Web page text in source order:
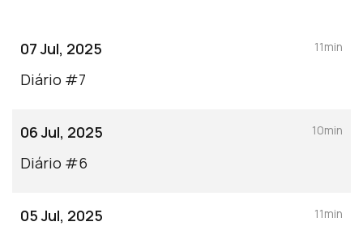
07 Jul, 2025
Diário #7
11min
06 Jul, 2025
Diário #6
10min
05 Jul, 2025
11min